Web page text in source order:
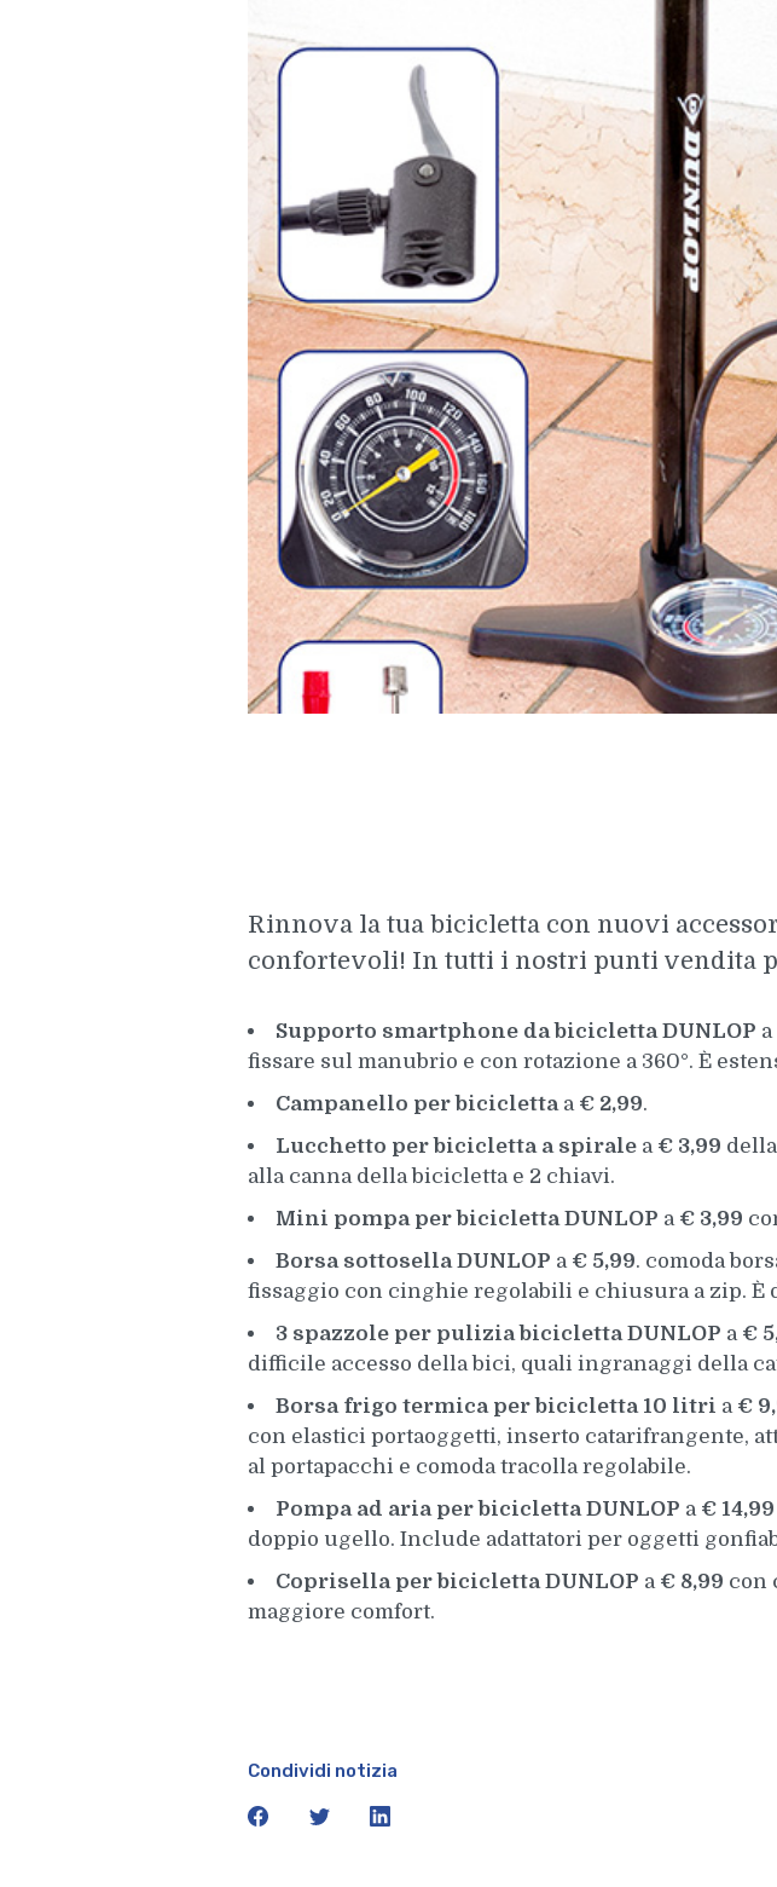
Rinnova la tua bicicletta con nuovi
confortevoli! In tutti i nostri punti vendita
Supporto smartphone da bicicletta DUNLOP a
fissare sul manubrio e con rotazione a 360°. È
Campanello per bicicletta a€ 2,99.
Lucchetto per bicicletta a spirale a€ 3,99
alla canna della bicicletta e 2 chiavi.
Mini pompa per bicicletta DUNLOP a€ 3,99
Borsa sottosella DUNLOP a€ 5,99. comoda
fissaggio con cinghie regolabili e chiusura a zip.
3 spazzole per pulizia bicicletta DUNLOP a€
difficile accesso della bici, quali ingranaggi della
Borsa frigo termica per bicicletta 10 litri a€
con elastici portaoggetti, inserto catarifrangente,
al portapacchi e comoda tracolla regolabile.
Pompa ad aria per bicicletta DUNLOP a€ 14,99
doppio ugello. Include adattatori per oggetti
Coprisella per bicicletta DUNLOP a € 8,99 con
maggiore comfort.
Condividi notizia
facebooktwitter